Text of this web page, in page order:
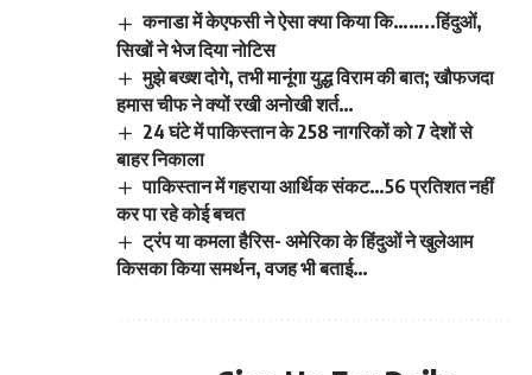
कनाडा में केएफसी ने ऐसा क्या किया कि……..हिंदुओं,
सिखों ने भेज दिया नोटिस
मुझे बख्श दोगे, तभी मानूंगा युद्ध विराम की बात; खौफजदा
हमास चीफ ने क्यों रखी अनोखी शर्त…
24 घंटे में पाकिस्तान के 258 नागरिकों को 7 देशों से
बाहर निकाला
पाकिस्तान में गहराया आर्थिक संकट…56 प्रतिशत नहीं
कर पा रहे कोई बचत
ट्रंप या कमला हैरिस- अमेरिका के हिंदुओं ने खुलेआम
किसका किया समर्थन, वजह भी बताई…